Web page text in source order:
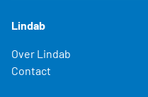
Lindab
Over Lindab
Contact